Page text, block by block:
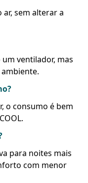
ar, sem alterar a
ventilador, mas
o consumo é bem
para noites mais
com menor